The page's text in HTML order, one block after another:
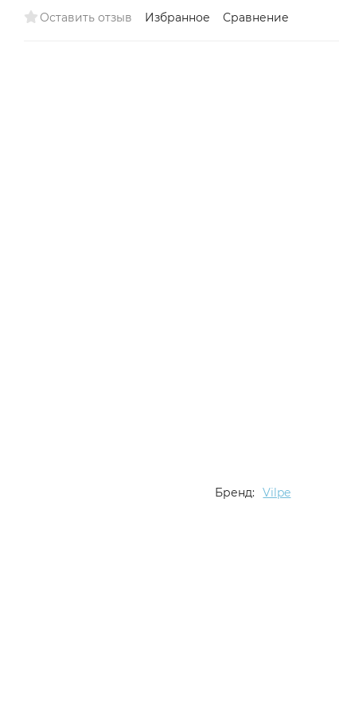
Оставить отзыв Избранное Сравнение
Бренд: Vilpe